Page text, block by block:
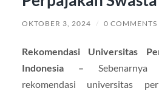
OKTOBER 3, 2024 / 0 COMMENTS
Rekomendasi Universitas
Indonesia – Sebenarnya
rekomendasi universitas